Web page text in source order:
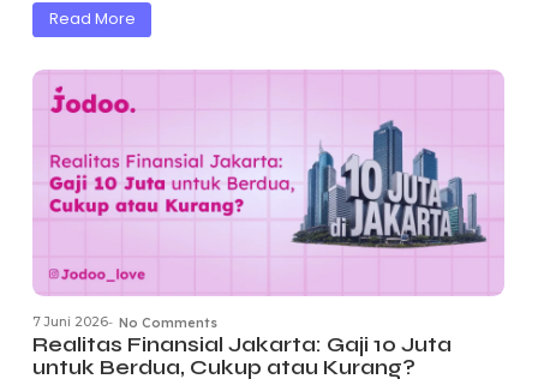
9 Juni 2026 - No Comments
Cinta Tidak Pernah Sengaja Menyakiti,
Menghancurkan Mental
Relationship Modern Bikin Banyak Orang Lelah
Secara Emosional Di era modern relationship,
banyak orang mulai merasa lelah dengan
hubungan yang penuh drama, ketidakjelasan,